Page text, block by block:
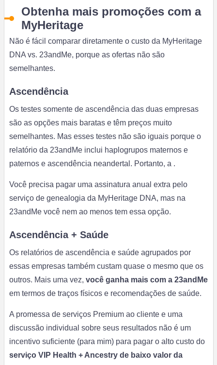
Obtenha mais promoções com a
MyHeritage
Não é fácil comparar diretamente o custo da MyHeritage
DNA vs. 23andMe, porque as ofertas não são
semelhantes.
Ascendência
Os testes somente de ascendência das duas empresas
são as opções mais baratas e têm preços muito
semelhantes. Mas esses testes não são iguais porque o
relatório da 23andMe inclui haplogrupos maternos e
paternos e ascendência neandertal. Portanto, a .
Você precisa pagar uma assinatura anual extra pelo
serviço de genealogia da MyHeritage DNA, mas na
23andMe você nem ao menos tem essa opção.
Ascendência + Saúde
Os relatórios de ascendência e saúde agrupados por
essas empresas também custam quase o mesmo que os
outros. Mais uma vez, você ganha mais com a 23andMe
em termos de traços físicos e recomendações de saúde.
A promessa de serviços Premium ao cliente e uma
discussão individual sobre seus resultados não é um
incentivo suficiente (para mim) para pagar o alto custo do
serviço VIP Health + Ancestry de baixo valor da